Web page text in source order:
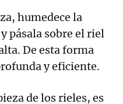
humedece la
pásala sobre el riel
De esta forma
y eficiente.
de los rieles, es